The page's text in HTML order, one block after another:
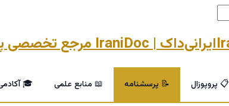
ایرانی‌داک | IraniDoc مرجع تخصصی پایان‌نامه و خدمات پژوهشی دانشگاهی
📋 پروپوزال 📝 پرسشنامه 📖 منابع علمی 🎓